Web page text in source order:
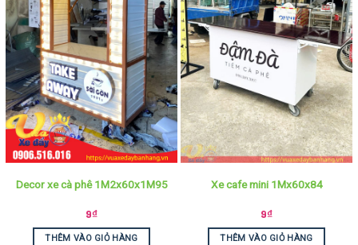
Decor xe cà phê 1M2x60x1M95
9₫
THÊM VÀO GIỎ HÀNG
Xe cafe mini 1Mx60x84
9₫
THÊM VÀO GIỎ HÀNG